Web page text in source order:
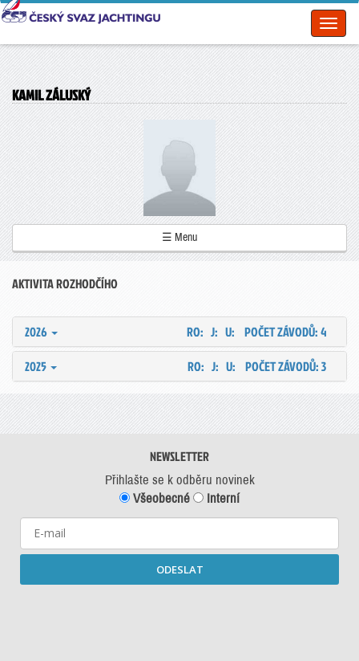
KAMIL ZÁLUSKÝ
☰ Menu
AKTIVITA ROZHODČÍHO
2026 POČET ZÁVODŮ: 4
RO: J: U:
2025
POČET ZÁVODŮ: 3
RO: J: U:
NEWSLETTER
Přihlašte se k odběru novinek
Všeobecné
Interní
ODESLAT